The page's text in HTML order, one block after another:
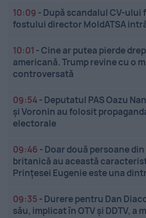
10:09 - După scandalul CV-ului
fostului director MoldATSA
10:01 -Cine ar putea pierde
americană. Trump revine cu o
controversată
09:54- Deputatul PAS Oazu
și Voronin au folosit
electorale
09:46 - Doar două persoane
britanică au această
Prințesei Eugenie este una
09:35 - Durere pentru Dan
său, implicat în OTV și DDTV, a